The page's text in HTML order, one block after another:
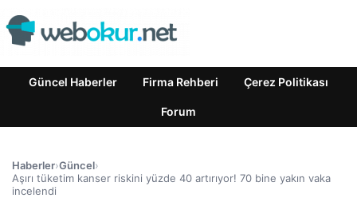
Güncel Haberler Firma Rehberi Çerez Politikası
Forum
Haberler›Güncel›
Aşırı tüketim kanser riskini yüzde 40 artırıyor! 70 bine yakın vaka
incelendi